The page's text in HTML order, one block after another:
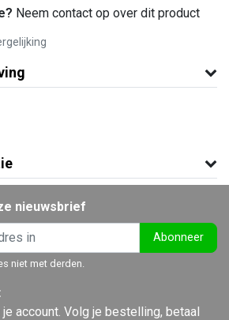
Neem contact op over dit product
nieuwsbrief
Abonneer
niet met derden.
account. Volg je bestelling, betaal